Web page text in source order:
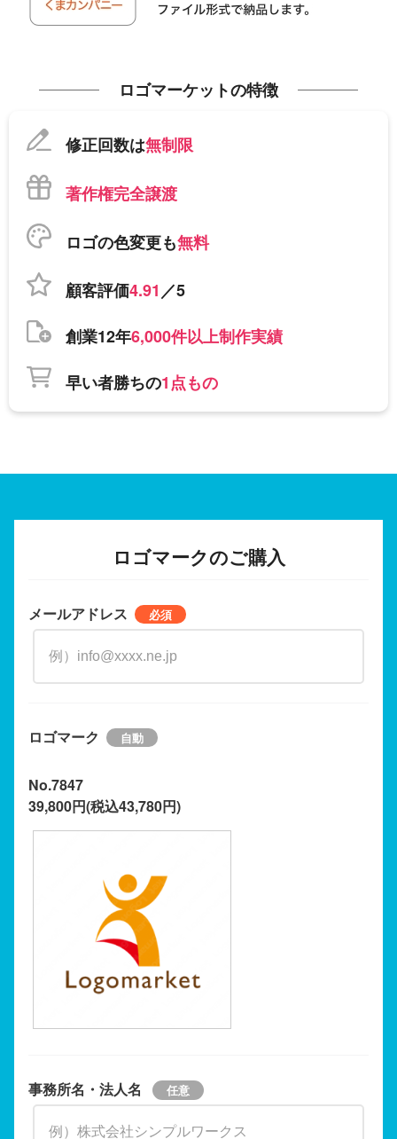
ロゴマーケットの特徴
修正回数は無制限
著作権完全譲渡
ロゴの色変更も無料
顧客評価4.91／5
創業12年6,000件以上制作実績
早い者勝ちの1点もの
ロゴマークのご購入
メールアドレス
ロゴマーク
No.7847
39,800円(税込43,780円)
事務所名・法人名